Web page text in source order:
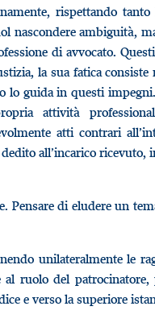
rispettando
nascondere ambiguità,
di avvocato.
la sua fatica
guida in questi
attività
atti contrari
all’incarico
Pensare di eludere un
unilateralmente le
ruolo del
e verso la superiore